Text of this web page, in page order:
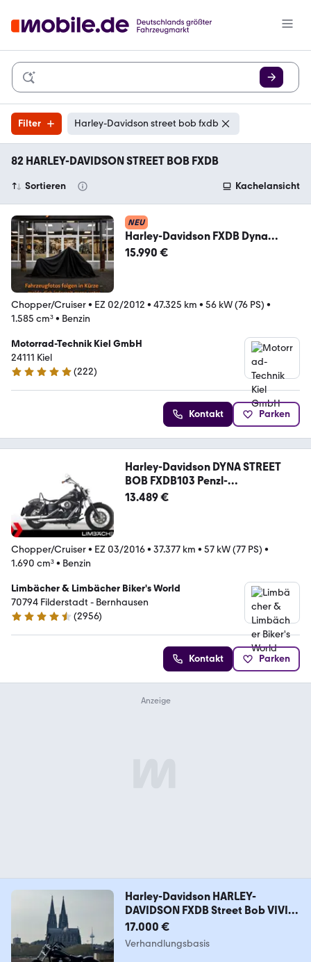
Filter Harley-Davidson street bob fxdb
82 HARLEY-DAVIDSON STREET BOB FXDB
Sortieren Kachelansicht
NEU
Harley-Davidson FXDB Dyna
Street Bob Twin Cam - Jekill &
15.990 €
Chopper/Cruiser• EZ 02/2012 • 47.325 km • 56 kW (76 PS) •
1.585 cm³• Benzin
Motorrad-Technik Kiel GmbH
24111 Kiel
4.9 Sterne
(222)
Kontakt Parken
Harley-Davidson DYNA STREET
BOB FXDB103 Penzl-
Klappenauspuff
13.489 €
Chopper/Cruiser• EZ 03/2016• 37.377 km • 57 kW (77 PS) •
1.690 cm³• Benzin
Limbächer & Limbächer Biker's World
70794 Filderstadt - Bernhausen
4.7 Sterne
(2956)
Kontakt Parken
Harley-Davidson HARLEY-
DAVIDSON FXDB Street Bob VIVID
BLACK
17.000 €
Verhandlungsbasis